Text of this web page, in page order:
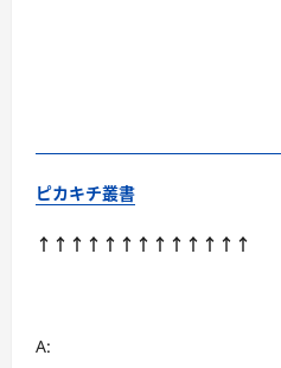
ピカキチ叢書
↑↑↑↑↑↑↑↑↑↑↑↑↑
A: